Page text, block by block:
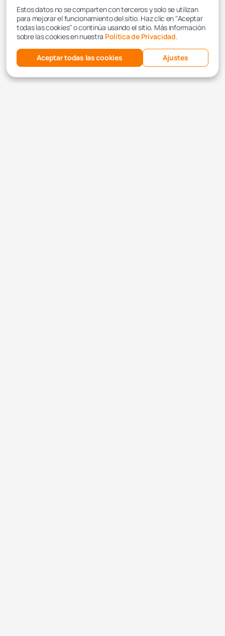
Estos datos no se comparten con terceros y solo se utilizan
para mejorar el funcionamiento del sitio. Haz clic en "Aceptar
todas las cookies" o continúa usando el sitio. Más información
sobre las cookies en nuestra Política de Privacidad.
Aceptar todas las cookies Ajustes